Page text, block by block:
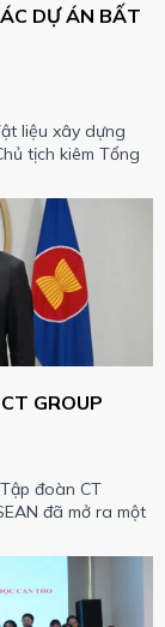
DỰ ÁN BẤT
liệu xây dựng
tịch kiêm Tổng
GROUP
đoàn CT
đã mở ra một